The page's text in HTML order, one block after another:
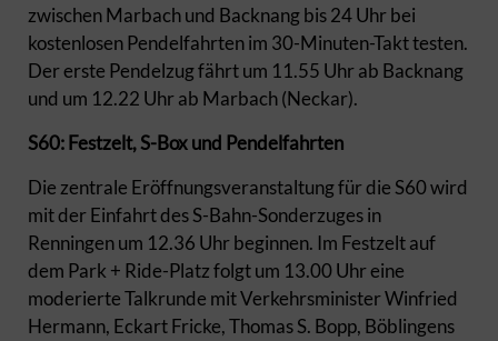
zwischen Marbach und Backnang bis 24 Uhr bei
kostenlosen Pendelfahrten im 30-Minuten-Takt testen.
Der erste Pendelzug fährt um 11.55 Uhr ab Backnang
und um 12.22 Uhr ab Marbach (Neckar).
S60: Festzelt, S-Box und Pendelfahrten
Die zentrale Eröffnungsveranstaltung für die S60 wird
mit der Einfahrt des S-Bahn-Sonderzuges in
Renningen um 12.36 Uhr beginnen. Im Festzelt auf
dem Park + Ride-Platz folgt um 13.00 Uhr eine
moderierte Talkrunde mit Verkehrsminister Winfried
Hermann, Eckart Fricke, Thomas S. Bopp, Böblingens